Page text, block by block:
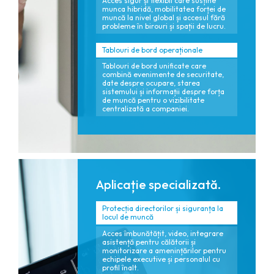
munca hibridă, mobilitatea forței de
muncă la nivel global și accesul fără
probleme în birouri și spații de lucru.
Tablouri de bord operaționale
Tablouri de bord unificate care
combină evenimente de securitate,
date despre ocupare, starea
sistemului și informații despre forța
de muncă pentru o vizibilitate
centralizată a companiei.
Aplicație specializată.
Protecția directorilor și siguranța la
locul de muncă
Acces îmbunătățit, video, integrare
asistență pentru călătorii și
monitorizare a amenințărilor pentru
echipele executive și personalul cu
profil înalt.